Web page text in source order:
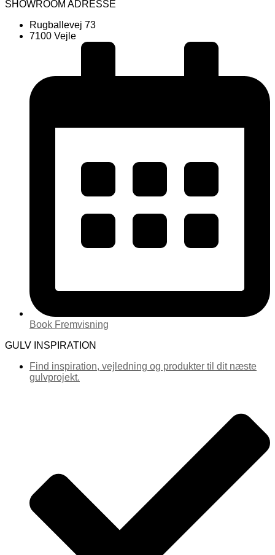
SHOWROOM ADRESSE
Rugballevej 73
7100 Vejle
Book Fremvisning
GULV INSPIRATION
Find inspiration, vejledning og produkter til dit næste
gulvprojekt.